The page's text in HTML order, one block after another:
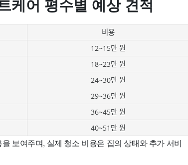
케어 평수별 예상 견적
비용
12~15만 원
18~23만 원
24~30만 원
29~36만 원
36~45만 원
40~51만 원
보여주며, 실제 청소 비용은 집의 상태와 추가 서비